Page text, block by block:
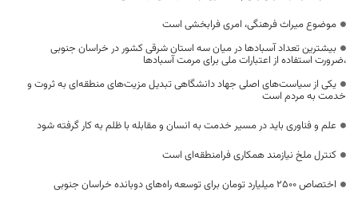
موضوع میراث فرهنگی، امری فرابخشی است
بیشترین تعداد آسبادها در میان سه استان شرقی کشور در خراسان جنوبی
،ضرورت استفاده از اعتبارات ملی برای مرمت آسبادها
یکی از سیاست‌های اصلی جهاد دانشگاهی تبدیل مزیت‌های منطقه‌ای به ثروت و
خدمت به مردم است
علم و فناوری باید در مسیر خدمت به انسان و مقابله با ظلم به کار گرفته شود
کنترل ملخ نیازمند همکاری فرامنطقه‌ای است
اختصاص 2500 میلیارد تومان برای توسعه راه‌های دوبانده خراسان جنوبی